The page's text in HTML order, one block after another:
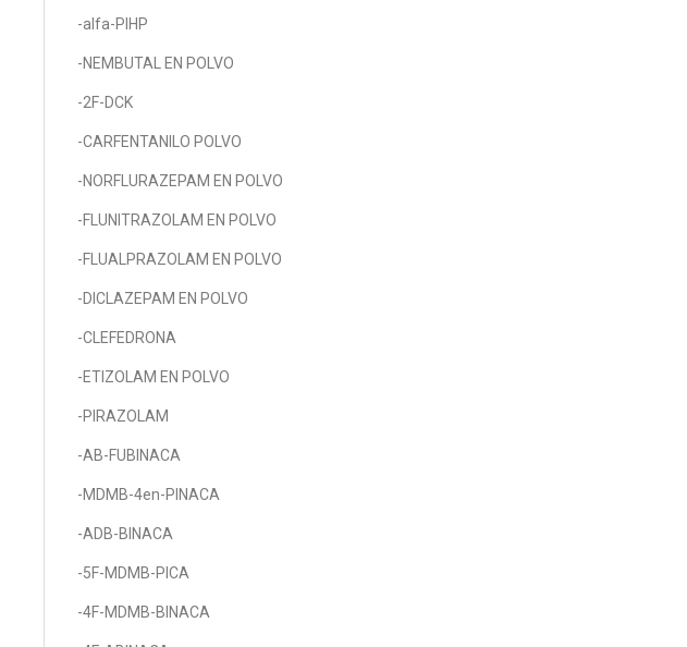
-alfa-PIHP
-NEMBUTAL EN POLVO
-2F-DCK
-CARFENTANILO POLVO
-NORFLURAZEPAM EN POLVO
-FLUNITRAZOLAM EN POLVO
-FLUALPRAZOLAM EN POLVO
-DICLAZEPAM EN POLVO
-CLEFEDRONA
-ETIZOLAM EN POLVO
-PIRAZOLAM
-AB-FUBINACA
-MDMB-4en-PINACA
-ADB-BINACA
-5F-MDMB-PICA
-4F-MDMB-BINACA